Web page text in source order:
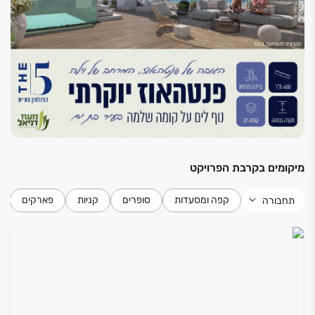
דירה
דלתות פנים של "פנדור"
ריצוף גרניט פורצלן במרפסת 33X33 ס"מ
מערכת מיזוג אוויר מרכזית
הכנה לרשתות בחלונות
חדרי שירותים ואמבטיה
מיקומים בקרבת הפרויקט
תחבורה קפה ומסעדות סופרים קניות פארקים